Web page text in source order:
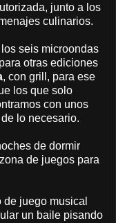
junto a los
culinarios.
seis microondas
otras ediciones
, con grill, para ese
los que solo
con unos
lo necesario.
de dormir
de juegos para
juego musical
un baile pisando